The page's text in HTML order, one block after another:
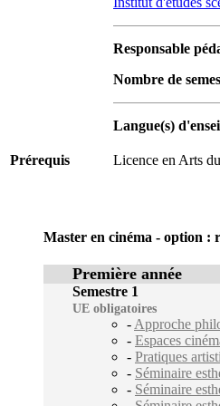
Responsable
Nombre de
Langue(s)
Prérequis Licence en Arts
Master en cinéma - option :
Première année
Semestre 1
UE obligatoires
- Approche
- Espaces
- Pratiques
- Séminaire
- Séminaire